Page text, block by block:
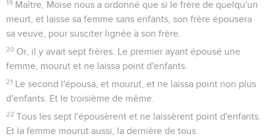
de leur prochain accomplissement ?
Alors Jésus, répondant, se mit à dire : Prenez garde que
Car plusieurs viendront en mon nom, et diront : Je suis le
Or, quand vous entendrez parler de guerres et de bruits de
arrivent ; mais ce ne sera pas encore la fin.